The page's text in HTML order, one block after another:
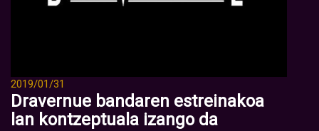
2019/01/31
Dravernue bandaren estreinakoa
lan kontzeptuala izango da